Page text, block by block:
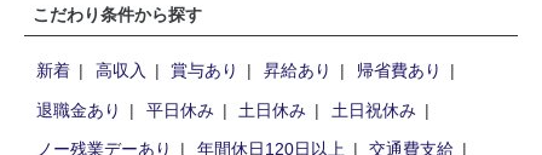
こだわり条件から探す
新着 高収入 賞与あり 昇給あり
帰省費あり
退職金あり
平日休み 土日休み
土日祝休み
ノー残業デーあり
年間休日120日以上
交通費支給